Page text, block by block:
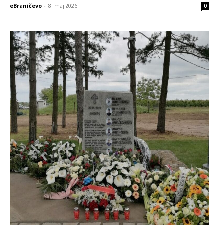
eBraničevo - 8. maj 2026. 0